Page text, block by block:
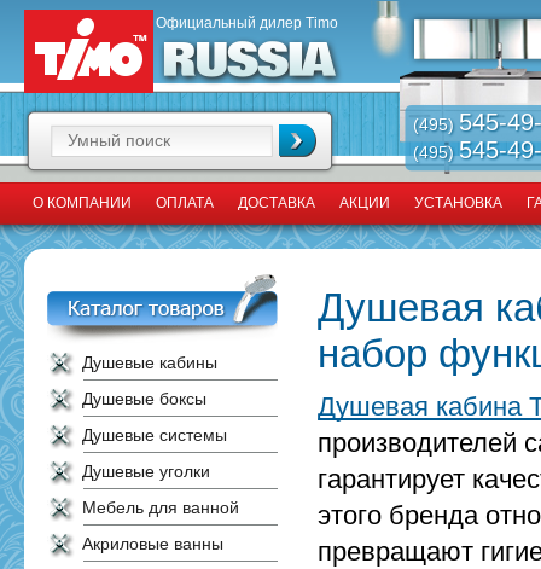
Официальный дилер Timo
(495) 545-
(495)545-
О КОМПАНИИ ОПЛАТА ДОСТАВКА АКЦИИ УСТАНОВКА
Душевые кабины
Душевые боксы
Душевые системы
Душевые уголки
Мебель для ванной
Акриловые ванны
Душевая
набор
Душевая кабина
производителей
гарантирует
этого бренда
превращают